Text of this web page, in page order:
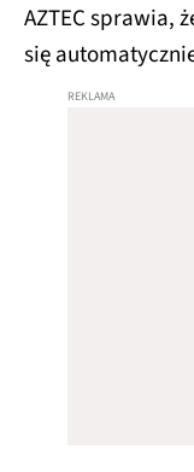
AZTEC sprawia,
się